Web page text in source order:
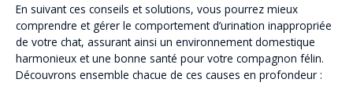
En suivant ces conseils et solutions, vous pourrez mieux
comprendre et gérer le comportement d’urination inappropriée
de votre chat, assurant ainsi un environnement domestique
harmonieux et une bonne santé pour votre compagnon félin.
Découvrons ensemble chacue de ces causes en profondeur :